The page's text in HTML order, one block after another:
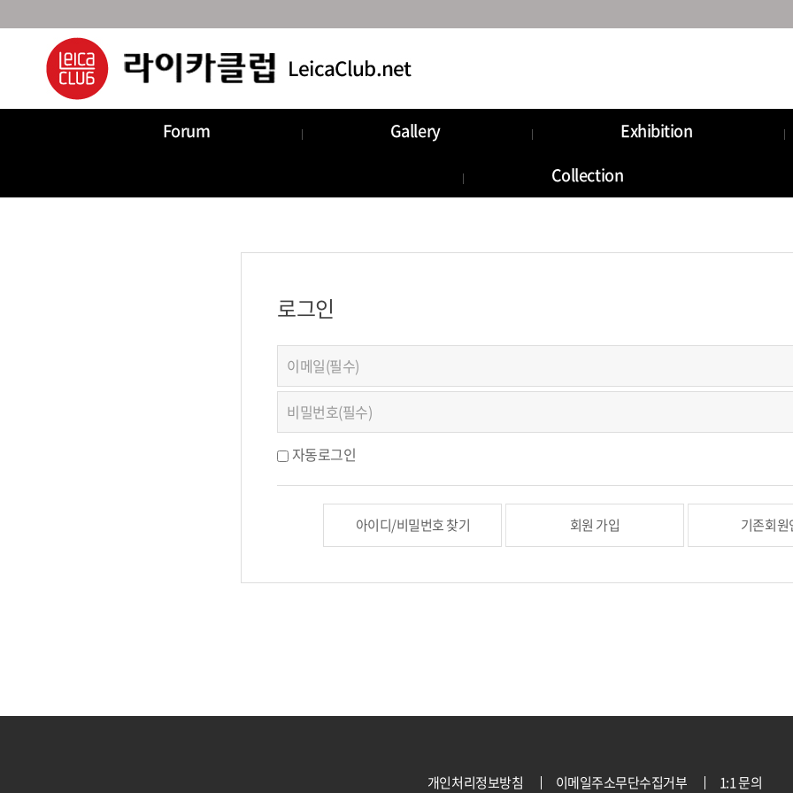
Forum Gallery
Exhibition
Collection
로그인
로그인
자동로그인
아이디/비밀번호 찾기 회원 가입 기존회원
개인처리정보방침 이메일주소무단수집거부 1:1 문의